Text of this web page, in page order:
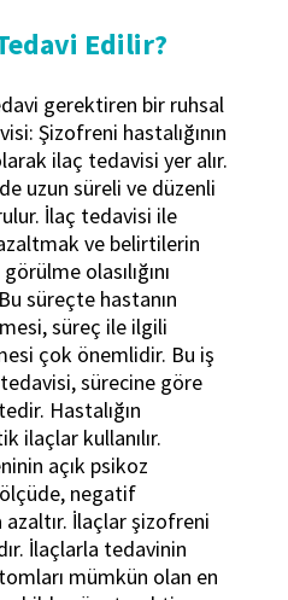
Edilir?
gerektiren bir ruhsal
Şizofreni hastalığının
ilaç tedavisi yer alır.
uzun süreli ve düzenli
İlaç tedavisi ile
ve belirtilerin
olasılığını
süreçte hastanın
süreç ile ilgili
çok önemlidir. Bu iş
sürecine göre
Hastalığın
ilaçlar kullanılır.
açık psikoz
negatif
İlaçlar şizofreni
İlaçlarla tedavinin
mümkün olan en